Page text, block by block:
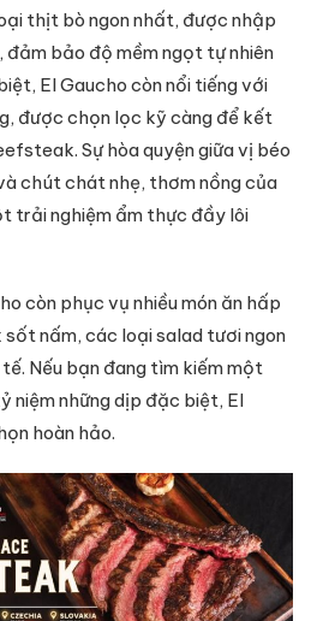
thịt bò ngon nhất, được nhập
đảm bảo độ mềm ngọt tự nhiên
El Gaucho còn nổi tiếng với
được chọn lọc kỹ càng để kết
Sự hòa quyện giữa vị béo
chút chát nhẹ, thơm nồng của
trải nghiệm ẩm thực đầy lôi
còn phục vụ nhiều món ăn hấp
nấm, các loại salad tươi ngon
Nếu bạn đang tìm kiếm một
niệm những dịp đặc biệt, El
hoàn hảo.